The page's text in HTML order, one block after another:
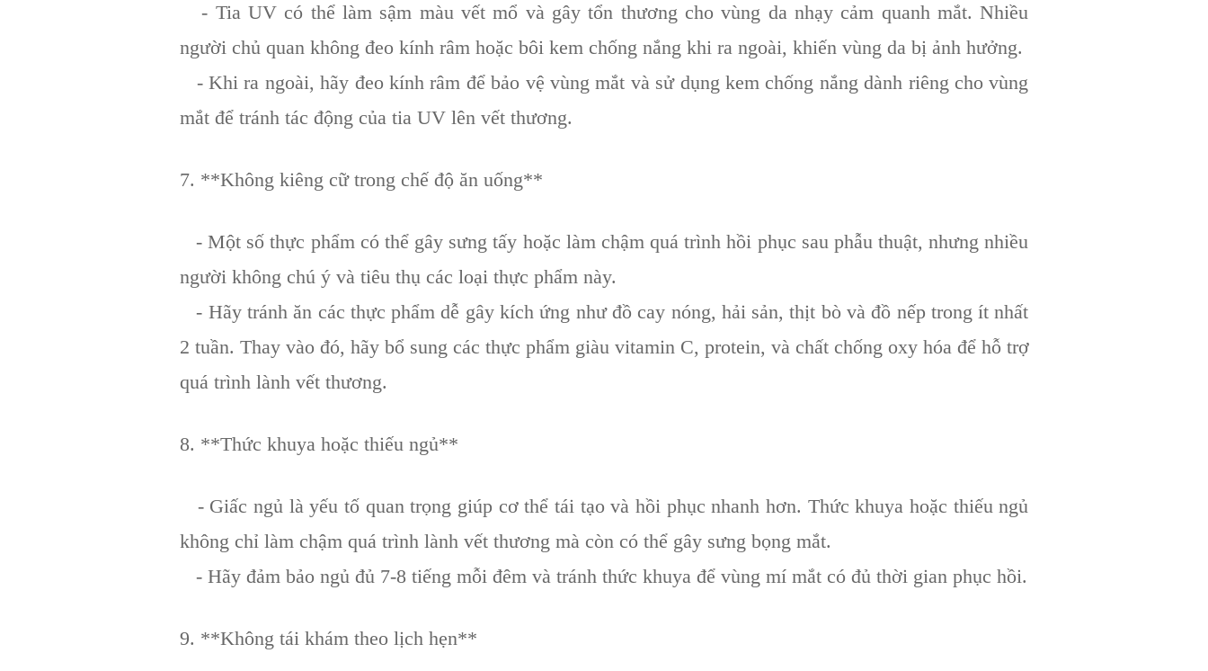
- Tia UV có thể làm sậm màu vết mổ và gây tổn thương cho vùng da nhạy cảm quanh mắt. Nhiều
người chủ quan không đeo kính râm hoặc bôi kem chống nắng khi ra ngoài, khiến vùng da bị ảnh hưởng.
- Khi ra ngoài, hãy đeo kính râm để bảo vệ vùng mắt và sử dụng kem chống nắng dành riêng cho vùng
mắt để tránh tác động của tia UV lên vết thương.
7. **Không kiêng cữ trong chế độ ăn uống**
- Một số thực phẩm có thể gây sưng tấy hoặc làm chậm quá trình hồi phục sau phẫu thuật, nhưng nhiều
người không chú ý và tiêu thụ các loại thực phẩm này.
- Hãy tránh ăn các thực phẩm dễ gây kích ứng như đồ cay nóng, hải sản, thịt bò và đồ nếp trong ít nhất
2 tuần. Thay vào đó, hãy bổ sung các thực phẩm giàu vitamin C, protein, và chất chống oxy hóa để hỗ trợ
quá trình lành vết thương.
8. **Thức khuya hoặc thiếu ngủ**
- Giấc ngủ là yếu tố quan trọng giúp cơ thể tái tạo và hồi phục nhanh hơn. Thức khuya hoặc thiếu ngủ
không chỉ làm chậm quá trình lành vết thương mà còn có thể gây sưng bọng mắt.
- Hãy đảm bảo ngủ đủ 7-8 tiếng mỗi đêm và tránh thức khuya để vùng mí mắt có đủ thời gian phục hồi.
9. **Không tái khám theo lịch hẹn**